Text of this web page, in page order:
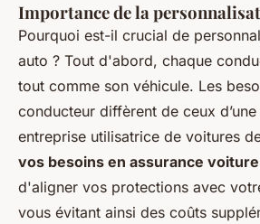
Importance de la
Pourquoi est-il crucial de
auto ? Tout d'abord, chaque
tout comme son véhicule. Les
conducteur diffèrent de ceux d’une
entreprise utilisatrice de voitures
vos besoins en assurance voiture
d'aligner vos protections avec
vous évitant ainsi des coûts